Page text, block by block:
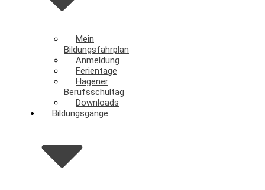
Mein
Bildungsfahrplan
Anmeldung
Ferientage
Hagener
Berufsschultag
Downloads
Bildungsgänge